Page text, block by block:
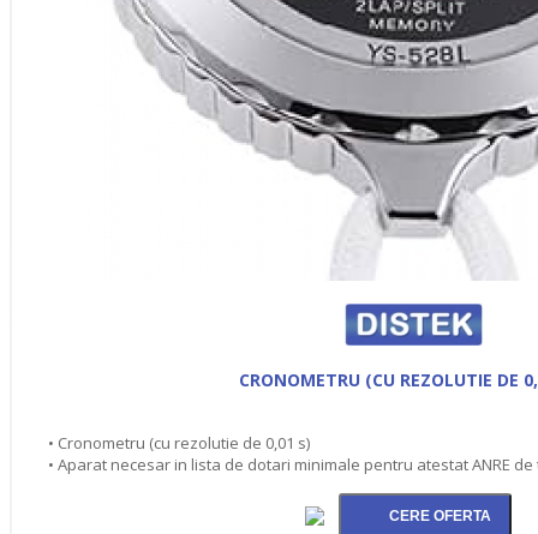
CRONOMETRU (CU REZOLUTIE DE
• Cronometru (cu rezolutie de 0,01 s)
• Aparat necesar in lista de dotari minimale pentru atestat ANRE de